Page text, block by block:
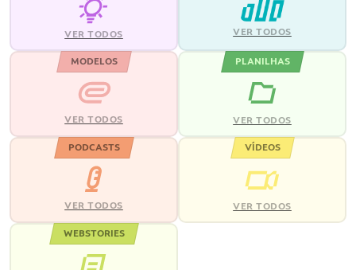
VER TODOS VER TODOS
MODELOS
VER TODOS
PLANILHAS
VER TODOS
PODCASTS
VER TODOS
VÍDEOS
VER TODOS
WEBSTORIES